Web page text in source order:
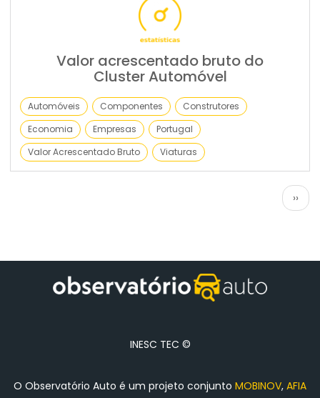
Valor acrescentado bruto do
Cluster Automóvel
Automóveis Componentes
Construtores
Economia
Empresas
Portugal
Valor Acrescentado Bruto
Viaturas
››
INESC TEC ©
O Observatório Auto é um projeto conjunto MOBINOV, AFIA